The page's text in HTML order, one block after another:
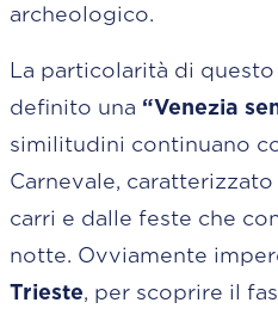
archeologico.
La particolarità di
definito una “Venezia
similitudini continuano
Carnevale,
carri e dalle feste che
notte. Ovviamente
Trieste, per scoprire il